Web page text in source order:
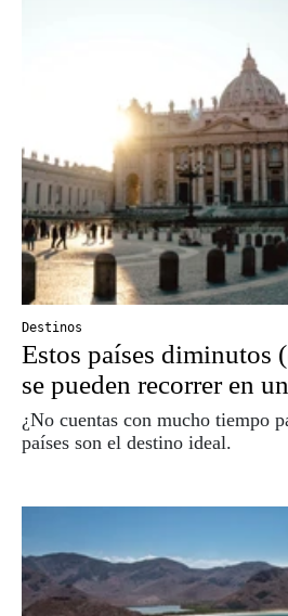
Destinos
Estos países diminutos
se pueden recorrer en
¿No cuentas con mucho tiempo
países son el destino ideal.